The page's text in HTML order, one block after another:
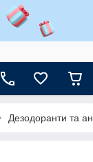
Дезодоранти та